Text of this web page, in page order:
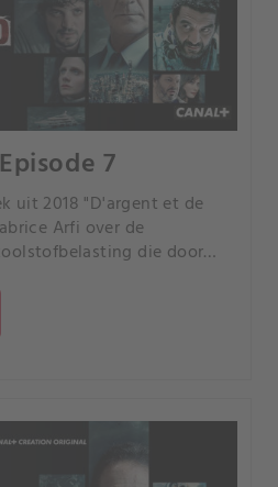
7
uit 2018 "D'argent et de
Arfi over de
die door